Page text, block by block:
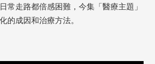
常走路都倍感困難，今集「醫療主題」
的成因和治療方法。